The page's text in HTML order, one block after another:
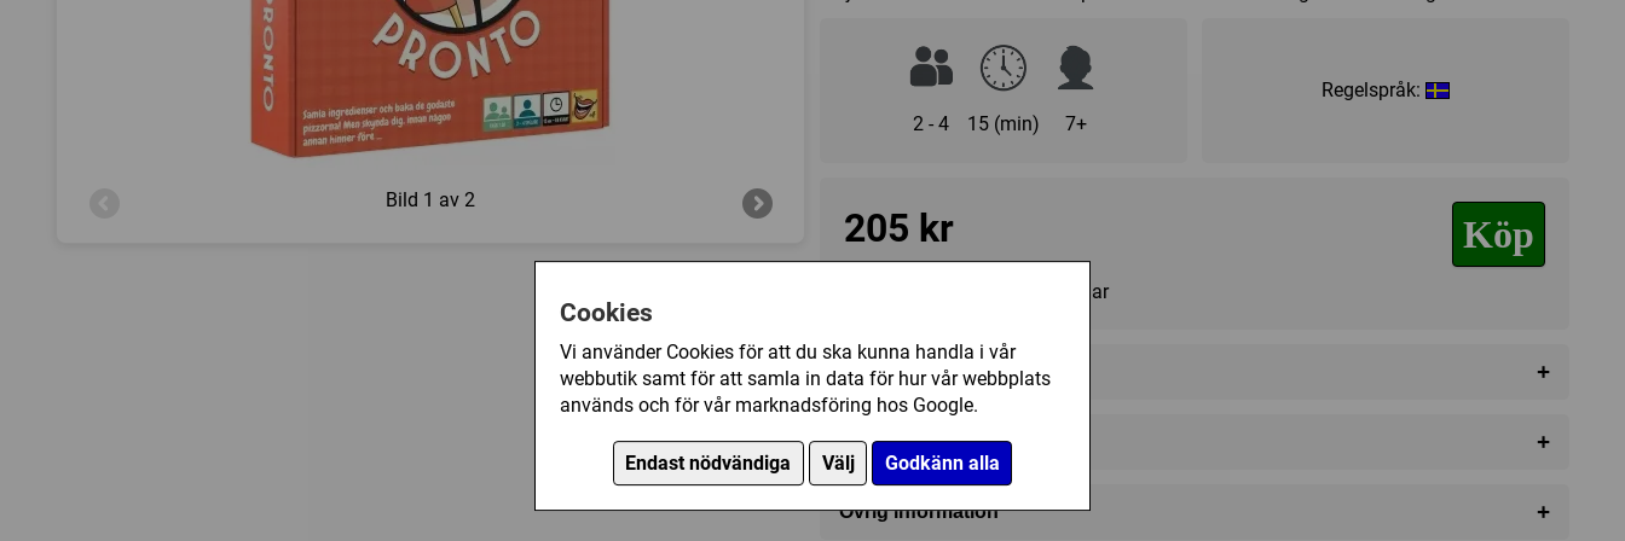
Cookies
Vi använder Cookies för att du ska kunna handla i vår
webbutik samt för att samla in data för hur vår webbplats
används och för vår marknadsföring hos Google.
Endast nödvändiga Välj Godkänn alla
Bild 1 av 2
2 - 4 15 (min) 7+
Regelspråk:
205 kr Köp
I lager, leveranstid 1-3 vardagar
Innehållsförteckning +
50 Ingredienspolletter
1 Händelsesnurra
4 Brickor
30 Pizzakort
Videoklipp (1) +
Övrig information +